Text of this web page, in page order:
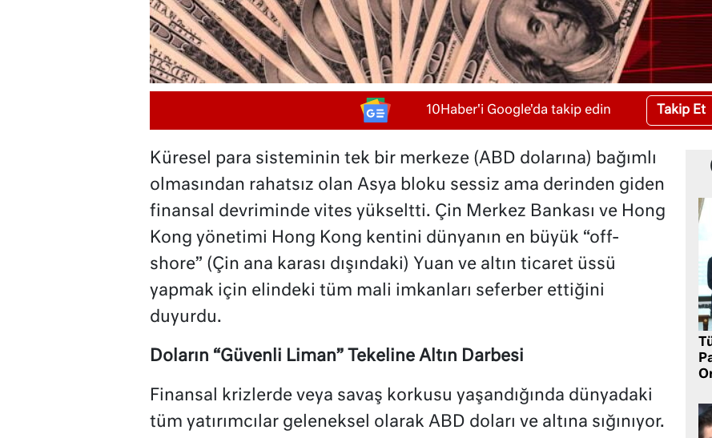
10Haber'i Google'da takip edin Takip Et
Küresel para sisteminin tek bir merkeze (ABD dolarına) bağımlı
olmasından rahatsız olan Asya bloku sessiz ama derinden giden
finansal devriminde vites yükseltti. Çin Merkez Bankası ve Hong
Kong yönetimi Hong Kong kentini dünyanın en büyük “off-
shore” (Çin ana karası dışındaki) Yuan ve altın ticaret üssü
yapmak için elindeki tüm mali imkanları seferber ettiğini
duyurdu.
Doların “Güvenli Liman” Tekeline Altın Darbesi
Finansal krizlerde veya savaş korkusu yaşandığında dünyadaki
tüm yatırımcılar geleneksel olarak ABD doları ve altına sığınıyor.